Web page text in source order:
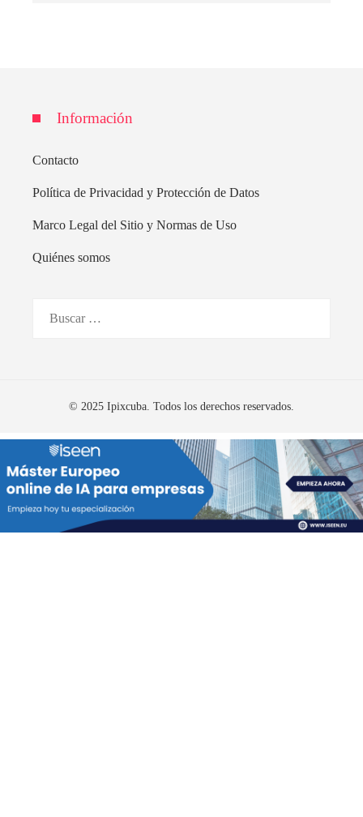
Información
Contacto
Política de Privacidad y Protección de Datos
Marco Legal del Sitio y Normas de Uso
Quiénes somos
© 2025 Ipixcuba. Todos los derechos reservados.